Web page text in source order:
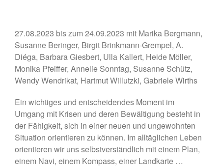
• Ausstellung – »Der ROTE
Salon« – Grafik, Malerei,
Fotografie, Installation,
Skulptur
• Ausstellung zum 19. Hörder
SeHfest 2025 »TAKE ME TO
Kirche« Malerei, Fotografie,
Installation, Objekt
• Ausstellung – »ZAUNGÄSTE«
– Grafik, Malerei, Fotografie,
Installation, Skulptur
• Ausstellung DORTMUNDER
27.08.2023 bis zum 24.09.2023 mit Marika Bergmann,
Susanne Beringer, Birgit Brinkmann-Grempel, A.
Diéga, Barbara Giesbert, Ulla Kallert, Heide Möller,
Monika Pfeiffer, Annelie Sonntag, Susanne Schütz,
Wendy Wendrikat, Hartmut Willutzki, Gabriele Wirths
Ein wichtiges und entscheidendes Moment im
Umgang mit Krisen und deren Bewältigung besteht in
der Fähigkeit, sich in einer neuen und ungewohnten
Situation orientieren zu können. Im alltäglichen Leben
orientieren wir uns selbstverständlich mit einem Plan,
einem Navi, einem Kompass, einer Landkarte …